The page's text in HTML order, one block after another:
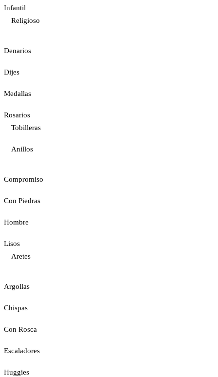
Infantil
Religioso
Denarios
Dijes
Medallas
Rosarios
Tobilleras
Anillos
Compromiso
Con Piedras
Hombre
Lisos
Aretes
Argollas
Chispas
Con Rosca
Escaladores
Huggies